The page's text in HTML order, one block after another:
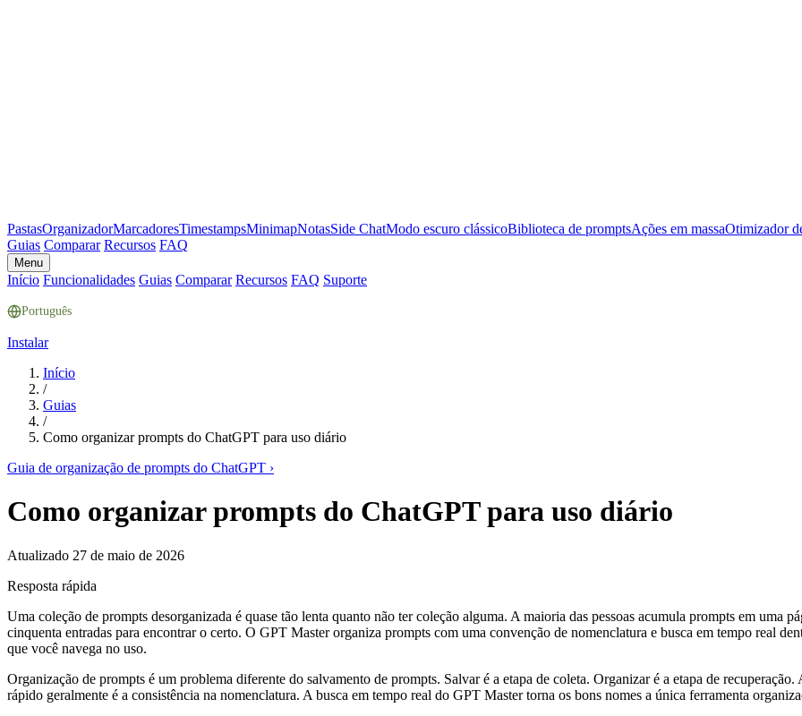
PastasOrganizadorMarcadoresTimestampsMinimapNotasSide ChatModo escuro clássicoBiblioteca de promptsAções em massaOtimizador
Guias Comparar Recursos FAQ
Menu
Início Funcionalidades Guias Comparar Recursos FAQ Suporte
Português
Instalar
Início
/
Guias
/
Como organizar prompts do ChatGPT para uso diário
Guia de organização de prompts do ChatGPT ›
Como organizar prompts do ChatGPT para uso diário
Atualizado 27 de maio de 2026
Resposta rápida
Uma coleção de prompts desorganizada é quase tão lenta quanto não ter coleção alguma. A maioria das pessoas acumula prompts em
cinquenta entradas para encontrar o certo. O GPT Master organiza prompts com uma convenção de nomenclatura e busca em tempo real
que você navega no uso.
Organização de prompts é um problema diferente do salvamento de prompts. Salvar é a etapa de coleta. Organizar é a etapa de
rápido geralmente é a consistência na nomenclatura. A busca em tempo real do GPT Master torna os bons nomes a única ferramenta